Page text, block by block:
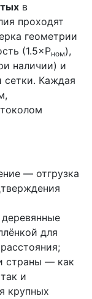
в
проходят
геометрии
(1.5×Pном),
наличии) и
сетки. Каждая
— отгрузка
для
страны — как
и
крупных